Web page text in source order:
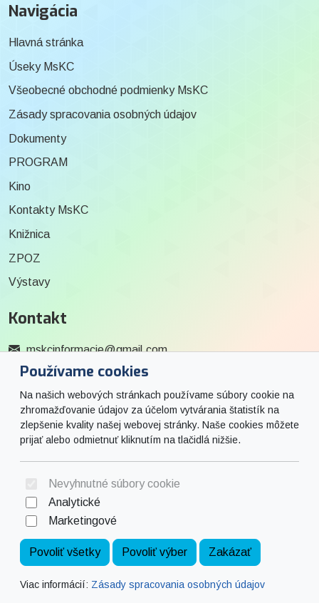
Používame cookies
Na našich webových stránkach používame súbory cookie na
zhromažďovanie údajov za účelom vytvárania štatistík na
zlepšenie kvality našej webovej stránky. Naše cookies môžete
prijať alebo odmietnuť kliknutím na tlačidlá nižšie.
Nevyhnutné súbory cookie
Analytické
Marketingové
Povoliť všetky Povoliť výber Zakázať
Viac informácií: Zásady spracovania osobných údajov
Navigácia
Hlavná stránka
Úseky MsKC
Všeobecné obchodné podmienky MsKC
Zásady spracovania osobných údajov
Dokumenty
PROGRAM
Kino
Kontakty MsKC
Knižnica
ZPOZ
Výstavy
Kontakt
mskcinformacie@gmail.com
0915 727 244
Social
Facebook
Hosting: - Web: